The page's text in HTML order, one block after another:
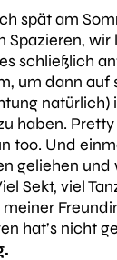
spät am
Spazieren,
schließlich
um dann auf
natürlich)
haben.
too. Und
geliehen und
Sekt, viel
hat’s nicht